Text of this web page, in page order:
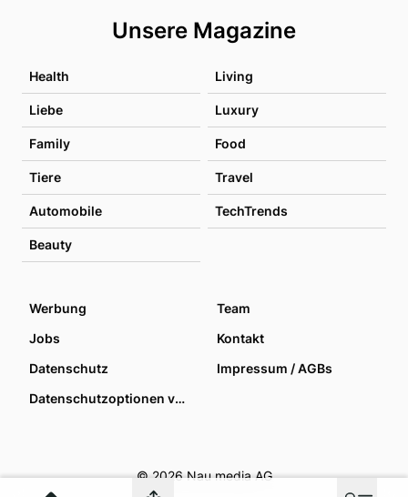
Unsere Magazine
Health Living
Liebe Luxury
Family Food
Tiere Travel
Automobile TechTrends
Beauty
Werbung
Team
Jobs
Kontakt
Datenschutz
Impressum / AGBs
Datenschutzoptionen verwalten
© 2026 Nau media AG